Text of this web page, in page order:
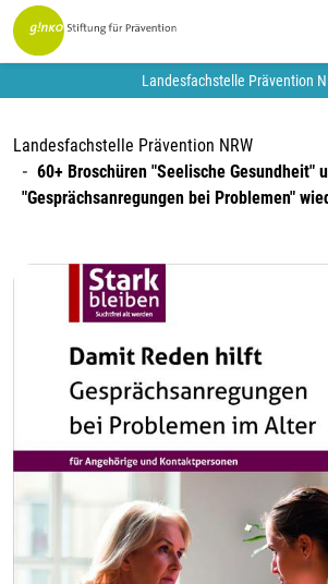
Landesfachstelle Prävention
Landesfachstelle Prävention NRW
60+ Broschüren "Seelische Gesundheit"
"Gesprächsanregungen bei Problemen"